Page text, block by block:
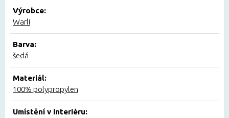
Výrobce:
Warli
Barva:
šedá
Materiál:
100% polypropylen
Umístění v interiéru: